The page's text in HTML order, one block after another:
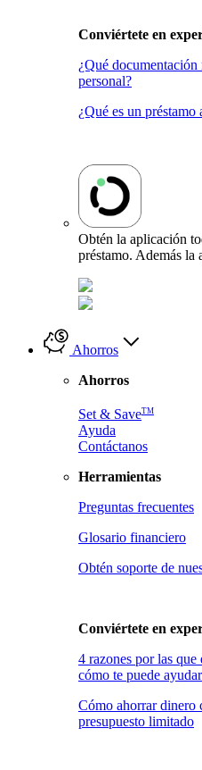
Conviértete en
¿Qué documentación
personal?
¿Qué es un préstamo
Obtén la aplicación
préstamo. Además la
Ahorros
Ahorros
Set & SaveTM
Ayuda
Contáctanos
Herramientas
Preguntas frecuentes
Glosario financiero
Obtén soporte de
Conviértete en
4 razones por las
cómo te puede
Cómo ahorrar dinero
presupuesto limitado